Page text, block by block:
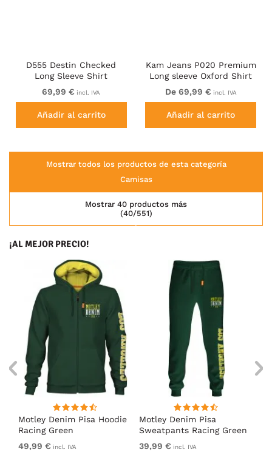
D555 Destin Checked
Long Sleeve Shirt
Black/Tan Check
69,99 € incl. IVA
Añadir al carrito
Kam Jeans P020 Premium
Long sleeve Oxford Shirt
White
De 69,99 € incl. IVA
Añadir al carrito
Mostrar todos los productos de esta categoría
Camisas
(40/551)
Mostrar 40 productos más
¡AL MEJOR PRECIO!
Motley Denim Pisa Hoodie
Racing Green
49,99 € incl. IVA
Motley Denim Pisa
Sweatpants Racing Green
39,99 € incl. IVA